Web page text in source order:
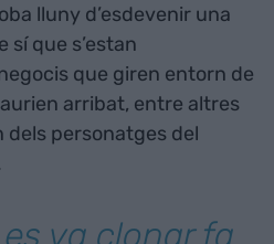
lluny d’esdevenir una
sí que s’estan
que giren entorn de
arribat, entre altres
dels personatges del
va clonar fa